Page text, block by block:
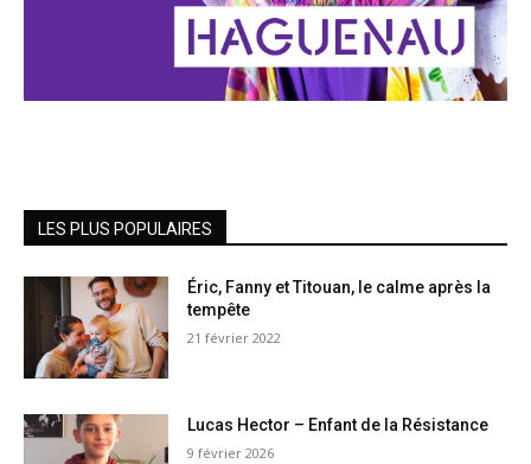
LES PLUS POPULAIRES
Éric, Fanny et Titouan, le calme après la
tempête
21 février 2022
Lucas Hector – Enfant de la Résistance
9 février 2026